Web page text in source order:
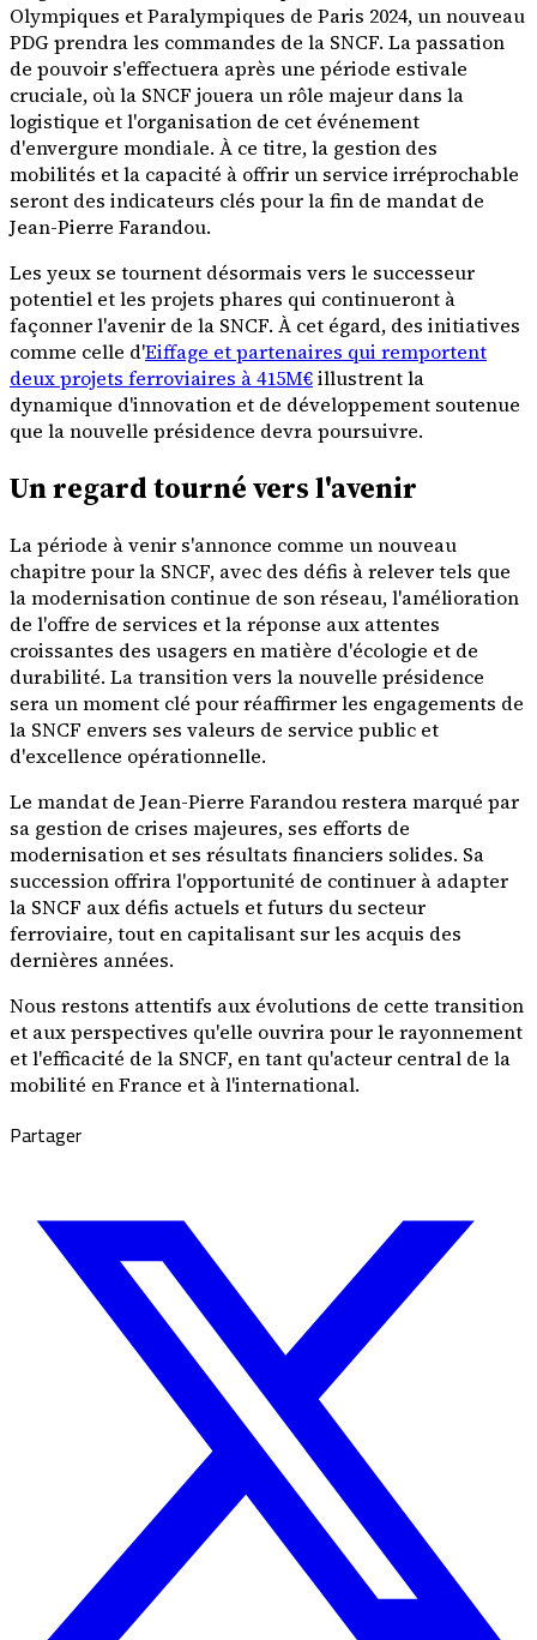
Olympiques et Paralympiques de Paris 2024, un nouveau
PDG prendra les commandes de la SNCF. La passation
de pouvoir s'effectuera après une période estivale
cruciale, où la SNCF jouera un rôle majeur dans la
logistique et l'organisation de cet événement
d'envergure mondiale. À ce titre, la gestion des
mobilités et la capacité à offrir un service irréprochable
seront des indicateurs clés pour la fin de mandat de
Jean-Pierre Farandou.
Les yeux se tournent désormais vers le successeur
potentiel et les projets phares qui continueront à
façonner l'avenir de la SNCF. À cet égard, des initiatives
comme celle d'Eiffage et partenaires qui remportent
deux projets ferroviaires à 415M€illustrent la
dynamique d'innovation et de développement soutenue
que la nouvelle présidence devra poursuivre.
Un regard tourné vers l'avenir
La période à venir s'annonce comme un nouveau
chapitre pour la SNCF, avec des défis à relever tels que
la modernisation continue de son réseau, l'amélioration
de l'offre de services et la réponse aux attentes
croissantes des usagers en matière d'écologie et de
durabilité. La transition vers la nouvelle présidence
sera un moment clé pour réaffirmer les engagements de
la SNCF envers ses valeurs de service public et
d'excellence opérationnelle.
Le mandat de Jean-Pierre Farandou restera marqué par
sa gestion de crises majeures, ses efforts de
modernisation et ses résultats financiers solides. Sa
succession offrira l'opportunité de continuer à adapter
la SNCF aux défis actuels et futurs du secteur
ferroviaire, tout en capitalisant sur les acquis des
dernières années.
Nous restons attentifs aux évolutions de cette transition
et aux perspectives qu'elle ouvrira pour le rayonnement
et l'efficacité de la SNCF, en tant qu'acteur central de la
mobilité en France et à l'international.
Partager